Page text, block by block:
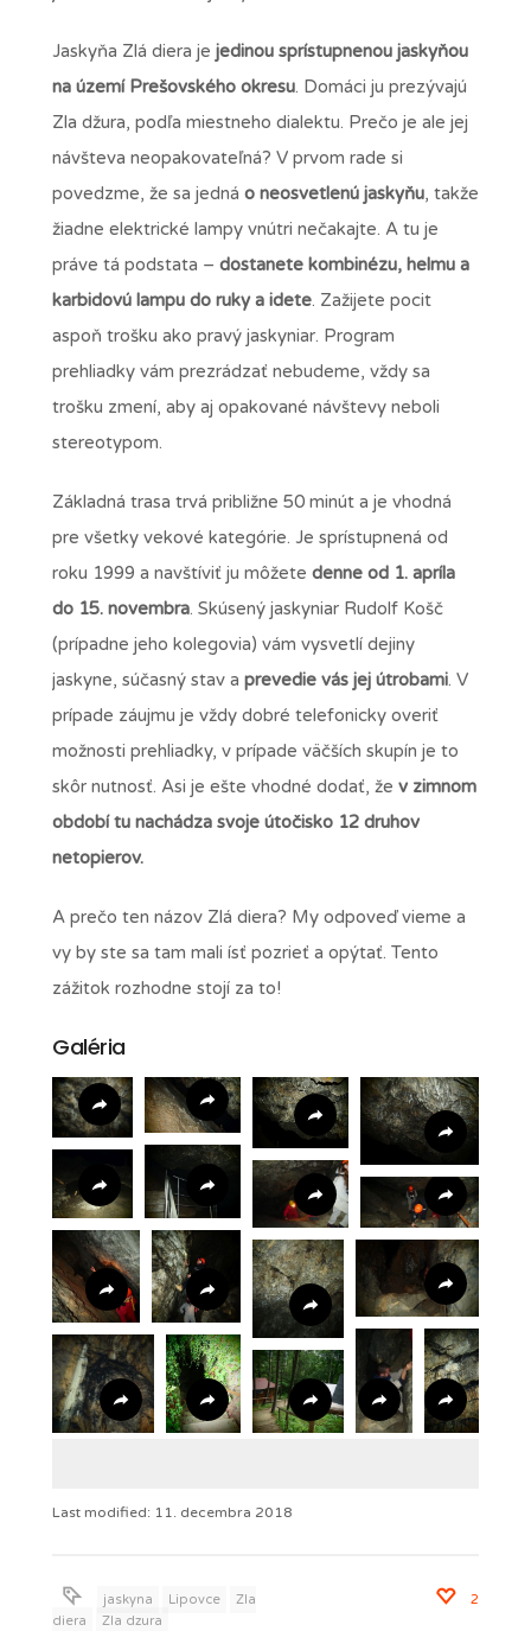
Jaskyňa Zlá diera je jedinou sprístupnenou jaskyňou
na území Prešovského okresu. Domáci ju prezývajú
Zla džura, podľa miestneho dialektu. Prečo je ale jej
návšteva neopakovateľná? V prvom rade si
povedzme, že sa jedná o neosvetlenú jaskyňu, takže
žiadne elektrické lampy vnútri nečakajte. A tu je
práve tá podstata – dostanete kombinézu, helmu a
karbidovú lampu do ruky a idete. Zažijete pocit
aspoň trošku ako pravý jaskyniar. Program
prehliadky vám prezrádzať nebudeme, vždy sa
trošku zmení, aby aj opakované návštevy neboli
stereotypom.
Základná trasa trvá približne 50 minút a je vhodná
pre všetky vekové kategórie. Je sprístupnená od
roku 1999 a navštíviť ju môžete denne od 1. apríla
do 15. novembra. Skúsený jaskyniar Rudolf Košč
(prípadne jeho kolegovia) vám vysvetlí dejiny
jaskyne, súčasný stav a prevedie vás jej útrobami. V
prípade záujmu je vždy dobré telefonicky overiť
možnosti prehliadky, v prípade väčších skupín je to
skôr nutnosť. Asi je ešte vhodné dodať, že v zimnom
období tu nachádza svoje útočisko 12 druhov
netopierov.
A prečo ten názov Zlá diera? My odpoveď vieme a
vy by ste sa tam mali ísť pozrieť a opýtať. Tento
zážitok rozhodne stojí za to!
Galéria
Last modified: 11. decembra 2018
jaskyna Lipovce
Zla
diera
Zla dzura
2